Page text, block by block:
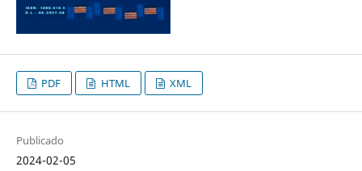
PDF HTML XML
Publicado
2024-02-05